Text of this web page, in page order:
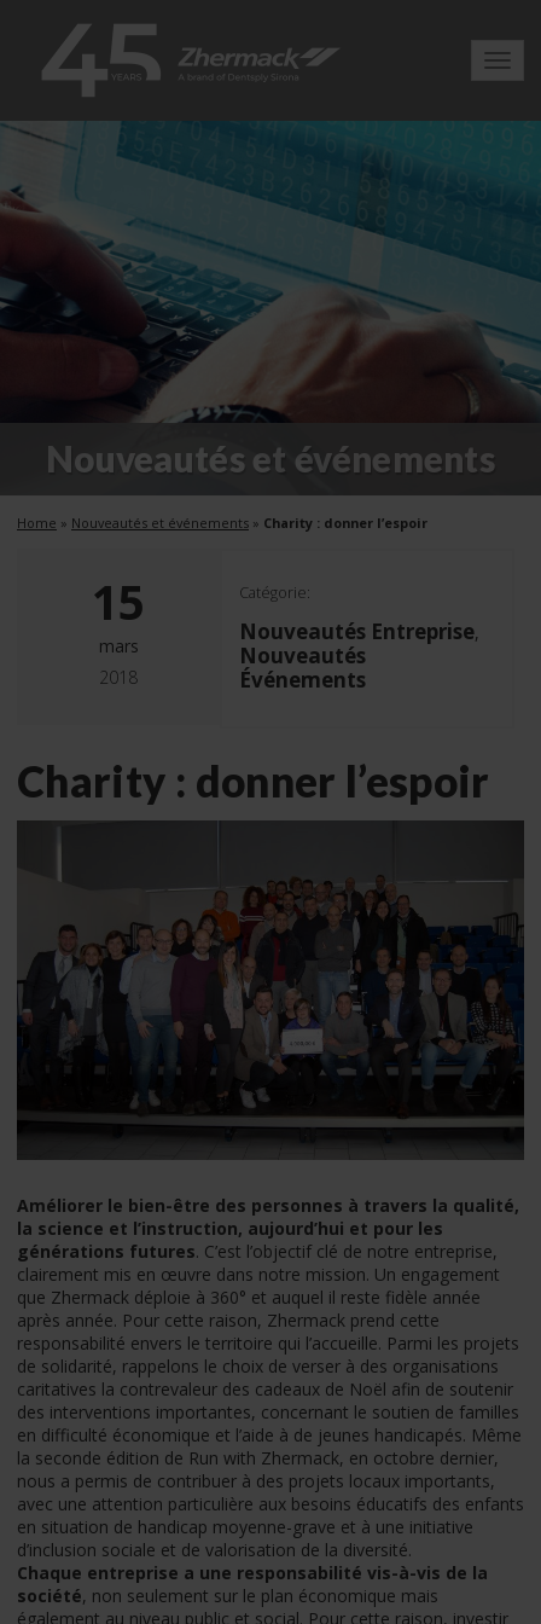
Nouveautés et événements
Home » Nouveautés et événements » Charity : donner l’espoir
15
mars
2018
Catégorie:
Nouveautés Entreprise,
Nouveautés
Événements
Charity : donner l’espoir
Améliorer le bien-être des personnes à travers la qualité,
la science et l’instruction, aujourd’hui et pour les
générations futures. C’est l’objectif clé de notre entreprise,
clairement mis en œuvre dans notre mission. Un engagement
que Zhermack déploie à 360° et auquel il reste fidèle année
après année. Pour cette raison, Zhermack prend cette
responsabilité envers le territoire qui l’accueille. Parmi les projets
de solidarité, rappelons le choix de verser à des organisations
caritatives la contrevaleur des cadeaux de Noël afin de soutenir
des interventions importantes, concernant le soutien de familles
en difficulté économique et l’aide à de jeunes handicapés. Même
la seconde édition de Run with Zhermack, en octobre dernier,
nous a permis de contribuer à des projets locaux importants,
avec une attention particulière aux besoins éducatifs des enfants
en situation de handicap moyenne-grave et à une initiative
d’inclusion sociale et de valorisation de la diversité.
Chaque entreprise a une responsabilité vis-à-vis de la
société, non seulement sur le plan économique mais
également au niveau public et social. Pour cette raison, investir